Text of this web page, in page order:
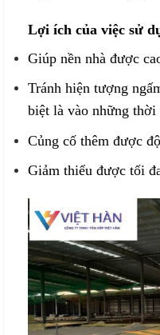
Lợi ích của việc sử
Giúp nền nhà được
Tránh hiện tượng
biệt là vào những
Củng cố thêm được
Giảm thiểu được tối